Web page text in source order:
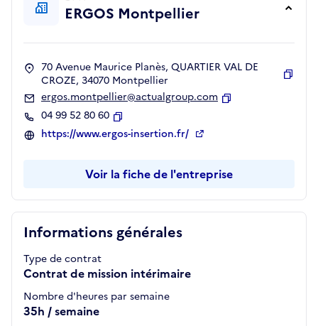
Informations générales
Type de contrat
Contrat de mission intérimaire
Nombre d'heures par semaine
35h / semaine
ERGOS Montpellier
70 Avenue Maurice Planès, QUARTIER VAL DE
CROZE, 34070 Montpellier
ergos.montpellier@actualgroup.com
04 99 52 80 60
Copier
https://www.ergos-insertion.fr/
Voir la fiche de l'entreprise